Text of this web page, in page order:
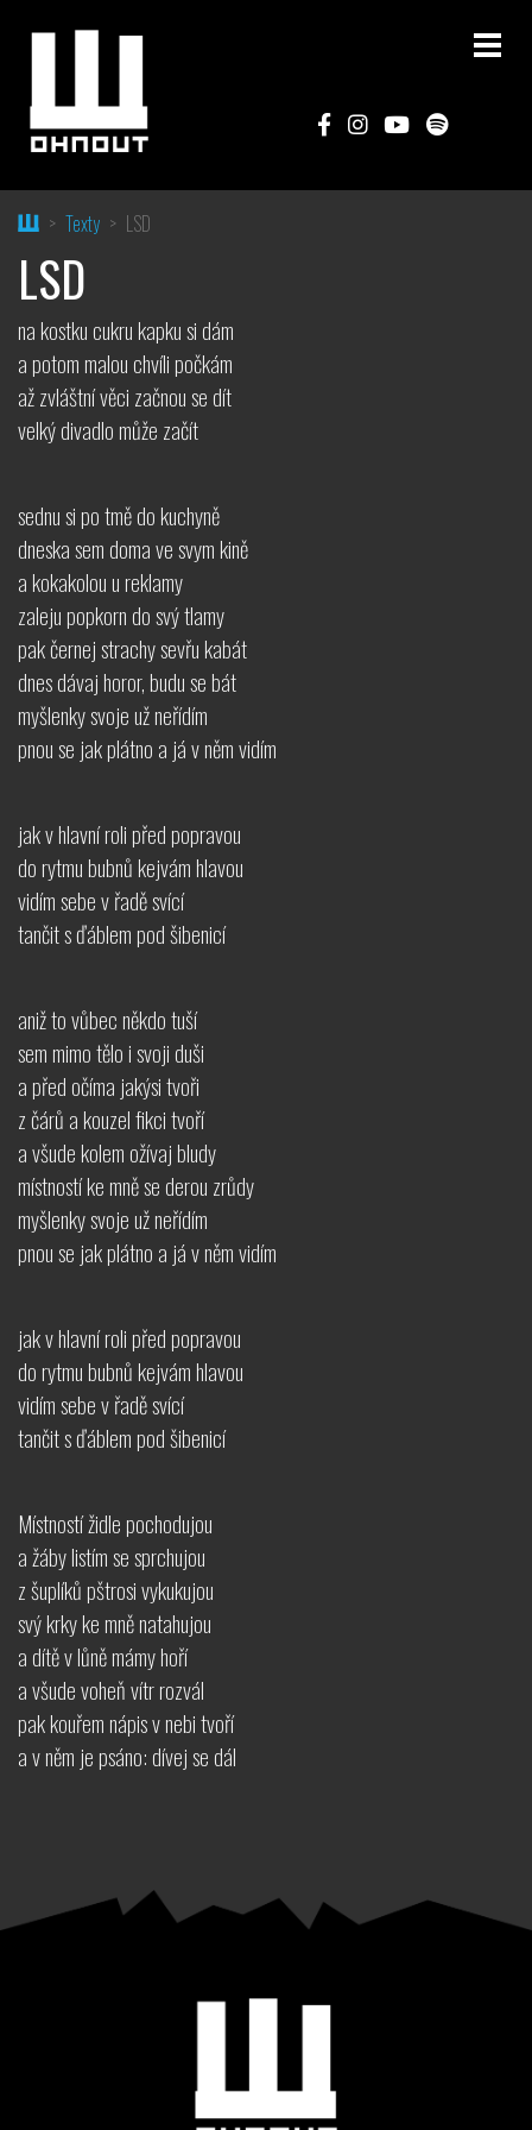
HomeTexty LSD
LSD
na kostku cukru kapku si dám
a potom malou chvíli počkám
až zvláštní věci začnou se dít
velký divadlo může začít
sednu si po tmě do kuchyně
dneska sem doma ve svym kině
a kokakolou u reklamy
zaleju popkorn do svý tlamy
pak černej strachy sevřu kabát
dnes dávaj horor, budu se bát
myšlenky svoje už neřídím
pnou se jak plátno a já v něm vidím
jak v hlavní roli před popravou
do rytmu bubnů kejvám hlavou
vidím sebe v řadě svící
tančit s ďáblem pod šibenicí
aniž to vůbec někdo tuší
sem mimo tělo i svoji duši
a před očíma jakýsi tvoři
z čárů a kouzel fikci tvoří
a všude kolem ožívaj bludy
místností ke mně se derou zrůdy
myšlenky svoje už neřídím
pnou se jak plátno a já v něm vidím
jak v hlavní roli před popravou
do rytmu bubnů kejvám hlavou
vidím sebe v řadě svící
tančit s ďáblem pod šibenicí
Místností židle pochodujou
a žáby listím se sprchujou
z šuplíků pštrosi vykukujou
svý krky ke mně natahujou
a dítě v lůně mámy hoří
a všude voheň vítr rozvál
pak kouřem nápis v nebi tvoří
a v něm je psáno: dívej se dál